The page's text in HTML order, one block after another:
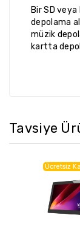
Bir SD veya
depolama
müzik
kartta
Tavsiye
Ücretsiz